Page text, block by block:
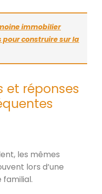
immobilier
construire sur la
et réponses
les mêmes
lors d’une
familial.